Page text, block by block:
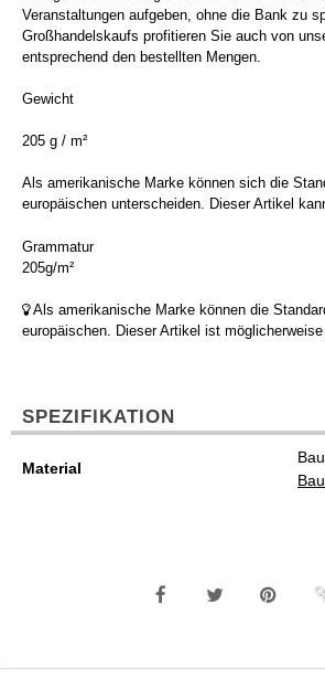
Veranstaltungen aufgeben, ohne die Bank zu
Großhandelskaufs profitieren Sie auch von
entsprechend den bestellten Mengen.
Gewicht
205 g / m²
Als amerikanische Marke können sich die
europäischen unterscheiden. Dieser Artikel
Grammatur
205g/m²
Als amerikanische Marke können die
europäischen. Dieser Artikel ist möglicherweise
SPEZIFIKATION
Material